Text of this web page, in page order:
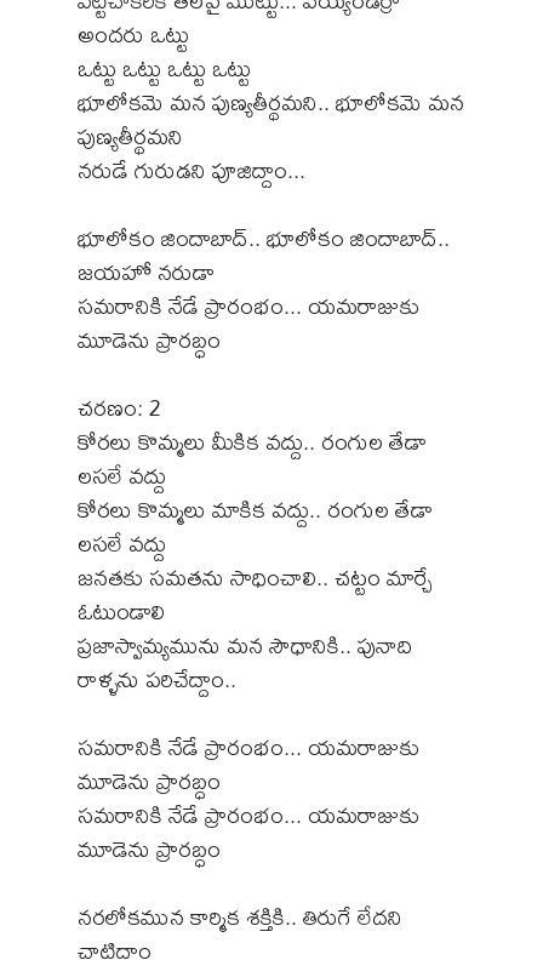
అందరు ఒట్టు
ఒట్టు ఒట్టు ఒట్టు ఒట్టు
భూలోకమె మన పుణ్యతీర్థమని.. భూలోకమె మన
పుణ్యతీర్థమని
నరుడే గురుడని పూజిద్దాం...
భూలోకం జిందాబాద్.. భూలోకం జిందాబాద్..
జయహో నరుడా
సమరానికి నేడే ప్రారంభం... యమరాజుకు
మూడెను ప్రారబ్ధం
చరణం: 2
కోరలు కొమ్మలు మీకిక వద్దు.. రంగుల తేడా
లసలే వద్దు
కోరలు కొమ్మలు మాకిక వద్దు.. రంగుల తేడా
లసలే వద్దు
జనతకు సమతను సాధించాలి.. చట్టం మార్చే
ఓటుండాలి
ప్రజాస్వామ్యమును మన సౌధానికి.. పునాది
రాళ్ళను పరిచేద్దాం..
సమరానికి నేడే ప్రారంభం... యమరాజుకు
మూడెను ప్రారబ్ధం
సమరానికి నేడే ప్రారంభం... యమరాజుకు
మూడెను ప్రారబ్ధం
నరలోకమున కార్మిక శక్తికి.. తిరుగే లేదని
చాటిద్దాం